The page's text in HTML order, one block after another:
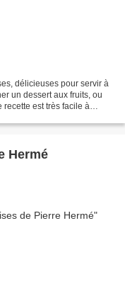
délicieuses pour servir à
un dessert aux fruits, ou
recette est très facile à
Hermé